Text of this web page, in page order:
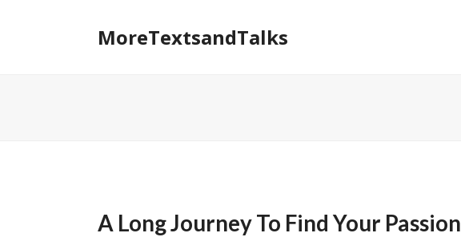
MoreTextsandTalks
A Long Journey To Find Your Passion